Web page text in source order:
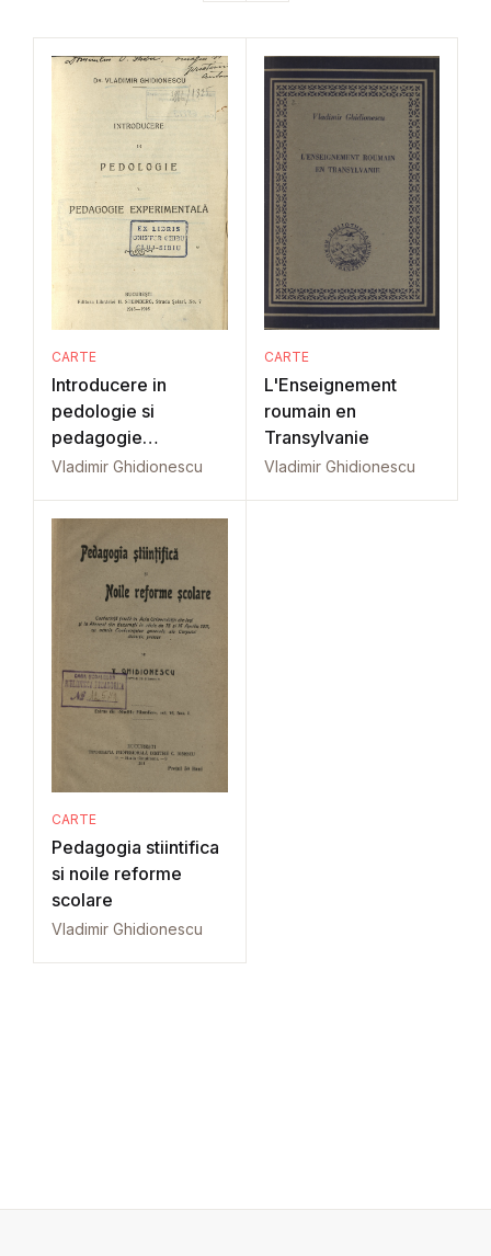
CARTE
Introducere in
pedologie si
pedagogie
experimentala
Vladimir Ghidionescu
CARTE
L'Enseignement
roumain en
Transylvanie
Vladimir Ghidionescu
CARTE
Pedagogia stiintifica
si noile reforme
scolare
Vladimir Ghidionescu